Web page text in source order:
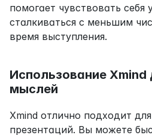
помогает чувствовать себя
сталкиваться с меньшим
время выступления.
Использование Xmind
мыслей
Xmind отлично подходит
презентаций. Вы можете